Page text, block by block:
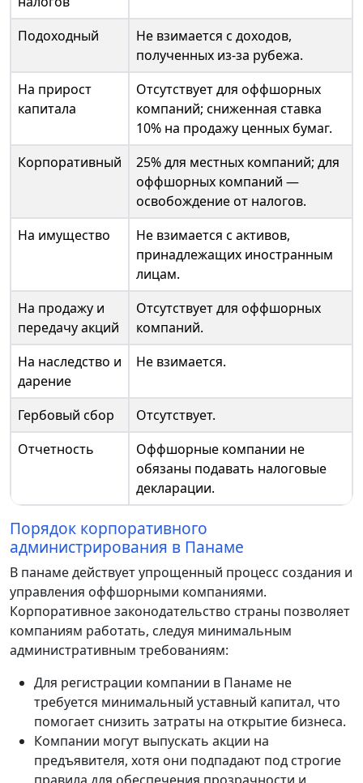
Подоходный
Не взимается с доходов,
полученных из-за рубежа.
На прирост
капитала
Отсутствует для оффшорных
компаний; сниженная ставка
10% на продажу ценных бумаг.
Корпоративный
25% для местных компаний; для
оффшорных компаний —
освобождение от налогов.
На имущество
Не взимается с активов,
принадлежащих иностранным
лицам.
На продажу и
передачу акций
Отсутствует для оффшорных
компаний.
На наследство и
дарение
Не взимается.
Гербовый сбор
Отсутствует.
Отчетность
Оффшорные компании не
обязаны подавать налоговые
декларации.
Порядок корпоративного
администрирования в Панаме
В панаме действует упрощенный процесс создания и
управления оффшорными компаниями.
Корпоративное законодательство страны позволяет
компаниям работать, следуя минимальным
административным требованиям:
Для регистрации компании в Панаме не
требуется минимальный уставный капитал, что
помогает снизить затраты на открытие бизнеса.
Компании могут выпускать акции на
предъявителя, хотя они подпадают под строгие